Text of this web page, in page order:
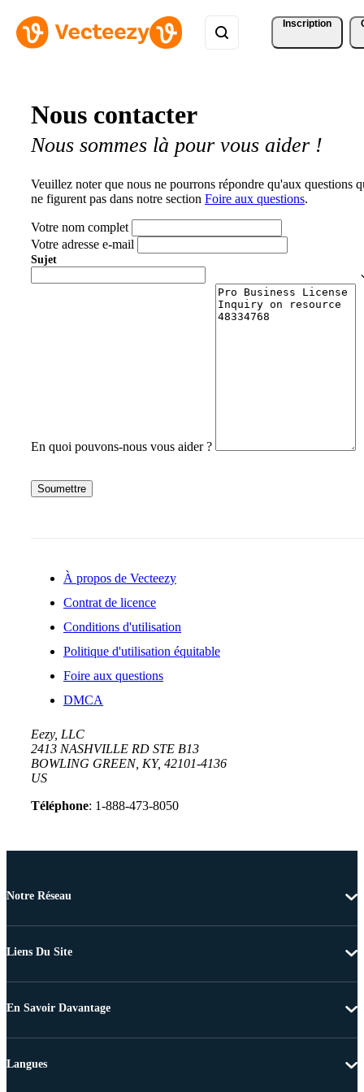
Inscription
Nous contacter
Nous sommes là pour vous aider !
Veuillez noter que nous ne pourrons répondre qu'aux questions
ne figurent pas dans notre section Foire aux questions.
Votre nom complet
Votre adresse e-mail
Sujet
En quoi pouvons-nous vous aider ?
Soumettre
À propos de Vecteezy
Contrat de licence
Conditions d'utilisation
Politique d'utilisation équitable
Foire aux questions
DMCA
Eezy, LLC
2413 NASHVILLE RD STE B13
BOWLING GREEN, KY, 42101-4136
US
Téléphone: 1-888-473-8050
Notre Réseau
Liens Du Site
En Savoir Davantage
Langues